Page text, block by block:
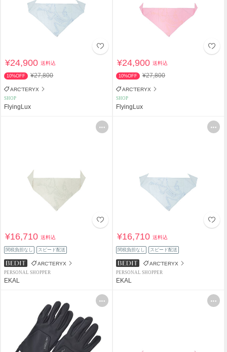
¥24,900送料込
10%OFF ¥27,800
ARC'TERYX
SHOP
FlyingLux
¥24,900送料込
10%OFF ¥27,800
ARC'TERYX
SHOP
FlyingLux
¥16,710送料込
関税負担なし スピード配送
ARC'TERYX
PERSONAL SHOPPER
EKAL
¥16,710送料込
関税負担なし スピード配送
ARC'TERYX
PERSONAL SHOPPER
EKAL